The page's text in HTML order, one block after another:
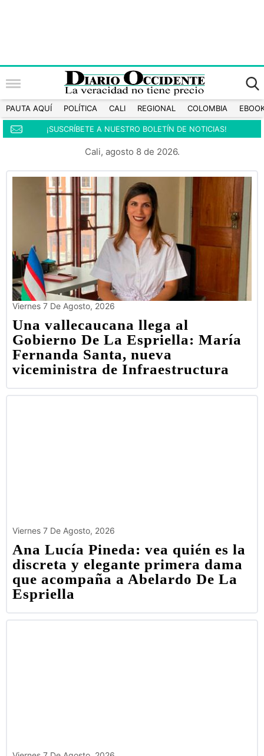
PAUTA AQUÍ POLÍTICA CALI REGIONAL COLOMBIA
¡SUSCRÍBETE A NUESTRO BOLETÍN DE NOTICIAS!
Cali, agosto 8 de 2026.
Viernes 7 De Agosto, 2026
Una vallecaucana llega al
Gobierno De La Espriella: María
Fernanda Santa, nueva
viceministra de Infraestructura
Viernes 7 De Agosto, 2026
Ana Lucía Pineda: vea quién es la
discreta y elegante primera dama
que acompaña a Abelardo De La
Espriella